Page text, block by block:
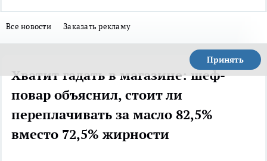
Все новости Заказать рекламу
Принять
Хватит гадать в магазине: шеф-
повар объяснил, стоит ли
переплачивать за масло 82,5%
вместо 72,5% жирности